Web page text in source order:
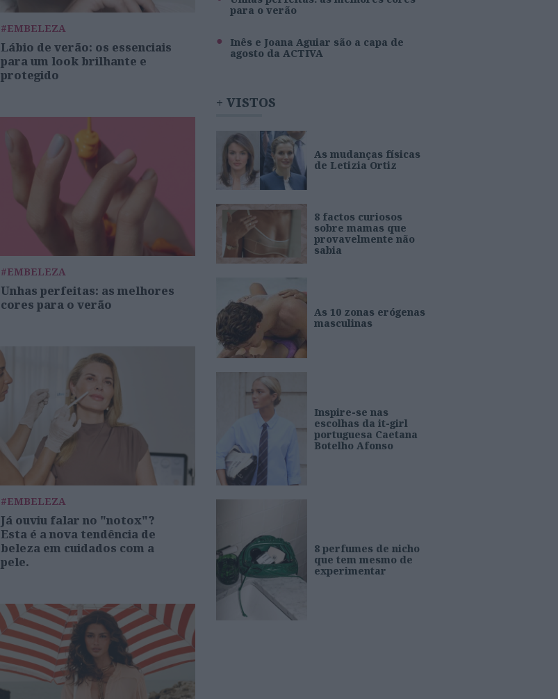
#EMBELEZA
Lábio de verão: os essenciais
para um look brilhante e
protegido
#EMBELEZA
Unhas perfeitas: as melhores
cores para o verão
#EMBELEZA
Já ouviu falar no "notox"?
Esta é a nova tendência de
beleza em cuidados com a
pele.
para o verão
Inês e Joana Aguiar são a capa de
agosto da ACTIVA
+ VISTOS
As mudanças físicas
de Letizia Ortiz
8 factos curiosos
sobre mamas que
provavelmente não
sabia
As 10 zonas erógenas
masculinas
Inspire-se nas
escolhas da it-girl
portuguesa Caetana
Botelho Afonso
8 perfumes de nicho
que tem mesmo de
experimentar